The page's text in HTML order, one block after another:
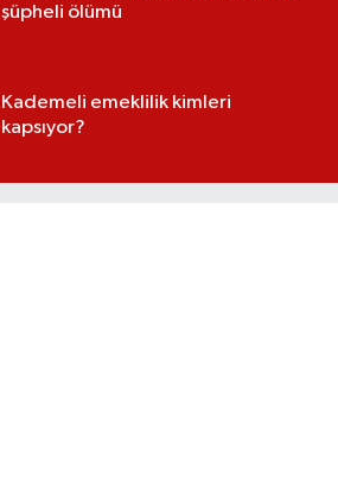
şüpheli ölümü
Kademeli emeklilik kimleri
kapsıyor?